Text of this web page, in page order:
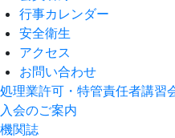
行事カレンダー
安全衛生
アクセス
お問い合わせ
処理業許可・特管責任者講習
入会のご案内
機関誌